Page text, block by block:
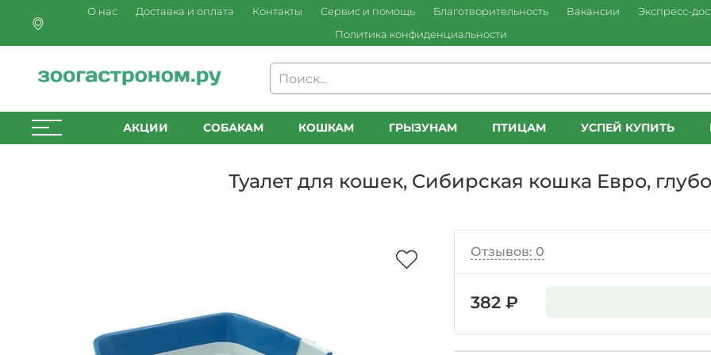
О нас Доставка и оплата Контакты Сервис и помощь Благотворительность Вакансии
Экспресс-
Политика конфиденциальности
АКЦИИ СОБАКАМ КОШКАМ ГРЫЗУНАМ ПТИЦАМ УСПЕЙ КУПИТЬ
Туалет для кошек, Сибирская кошка Евро,
Отзывов: 0
382 ₽